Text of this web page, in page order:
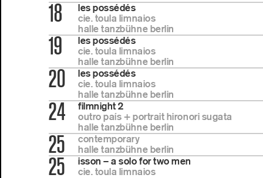
18
les possédés
cie. toula limnaios
halle tanzbühne berlin
19
les possédés
cie. toula limnaios
halle tanzbühne berlin
20
les possédés
cie. toula limnaios
halle tanzbühne berlin
24
filmnight 2
outro país + portrait hironori sugata
halle tanzbühne berlin
25
contemporary
halle tanzbühne berlin
25
isson – a solo for two men
cie. toula limnaios